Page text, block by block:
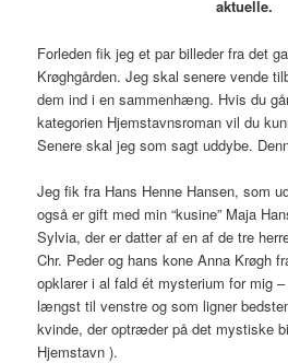
aktuelle.
Forleden fik jeg et par billeder fra det
Krøghgården. Jeg skal senere vende
dem ind i en sammenhæng. Hvis du
kategorien Hjemstavnsroman vil du
Senere skal jeg som sagt uddybe.
Jeg fik fra Hans Henne Hansen, som
også er gift med min “kusine” Maja
Sylvia, der er datter af en af de tre
Chr. Peder og hans kone Anna Krøgh
opklarer i al fald ét mysterium for mig
længst til venstre og som ligner
kvinde, der optræder på det mystiske
Hjemstavn ).